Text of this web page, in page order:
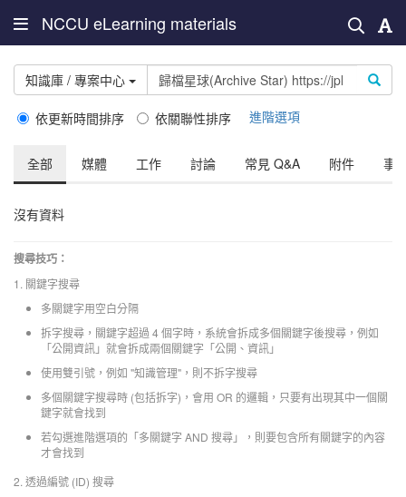
NCCU eLearning materials
知識庫 / 專案中心
依更新時間排序 依關聯性排序 進階選項
全部 媒體 工作 討論 常見 Q&A 附件 事
沒有資料
搜尋技巧：
1. 關鍵字搜尋
多關鍵字用空白分隔
拆字搜尋，關鍵字超過 4 個字時，系統會拆成多個關鍵字後搜尋，例如
「公開資訊」就會拆成兩個關鍵字「公開、資訊」
使用雙引號，例如 "知識管理"，則不拆字搜尋
多個關鍵字搜尋時 (包括拆字)，會用 OR 的邏輯，只要有出現其中一個關
鍵字就會找到
若勾選進階選項的「多關鍵字 AND 搜尋」，則要包含所有關鍵字的內容
才會找到
2. 透過編號 (ID) 搜尋